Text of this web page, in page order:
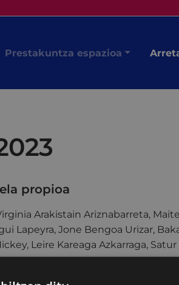
Prestakuntza espazioa
propioa
Arakistain Ariznabarreta,
Lapeyra, Jone Bengoa Urizar,
Leire Kareaga Azkarraga,